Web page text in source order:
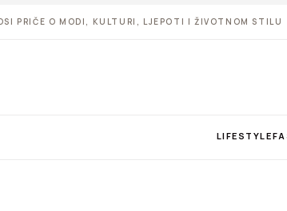
PRIČE O MODI, KULTURI, LJEPOTI I ŽIVOTNOM STILU
LIFESTYLE